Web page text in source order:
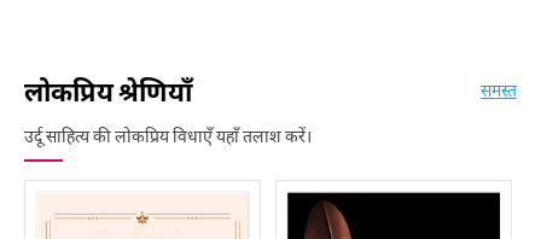
लोकप्रिय श्रेणियाँ
उर्दू साहित्य की लोकप्रिय विधाएँ यहाँ तलाश करें।
समस्त